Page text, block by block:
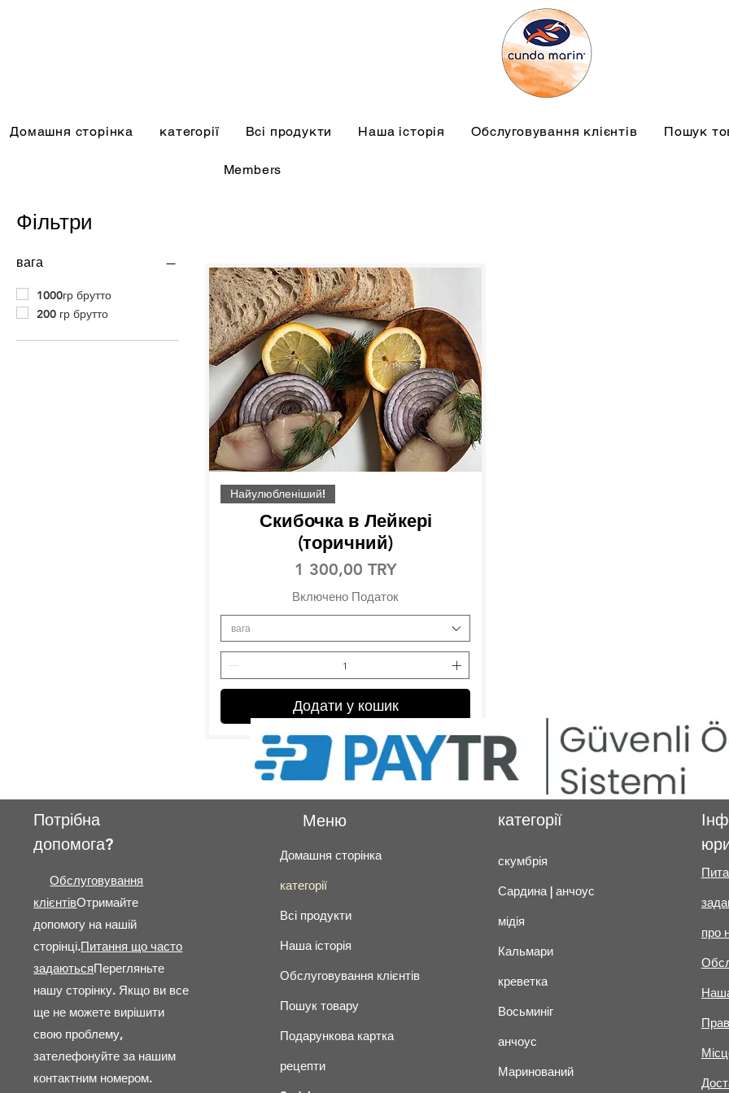
Домашня сторінка категорії Всі продукти Наша історія Обслуговування клієнтів Пошук
Members
Фільтри
вага
1000гр брутто
200 гр брутто
Найулюбленіший!
Скибочка в Лейкері
(торичний)
Ціна
1 300,00 TRY
Включено Податок
вага
Додати у кошик
Потрібна
допомога?
Обслуговування
клієнтівОтримайте
допомогу на нашій
сторінці.Питання що часто
задаютьсяПерегляньте
нашу сторінку. Якщо ви все
ще не можете вирішити
свою проблему,
зателефонуйте за нашим
контактним номером.
Меню
Домашня сторінка
категорії
Всі продукти
Наша історія
Обслуговування клієнтів
Пошук товару
Подарункова картка
рецепти
категорії
скумбрія
Сардина | анчоус
мідія
Кальмари
креветка
Восьминіг
анчоус
Маринований
про